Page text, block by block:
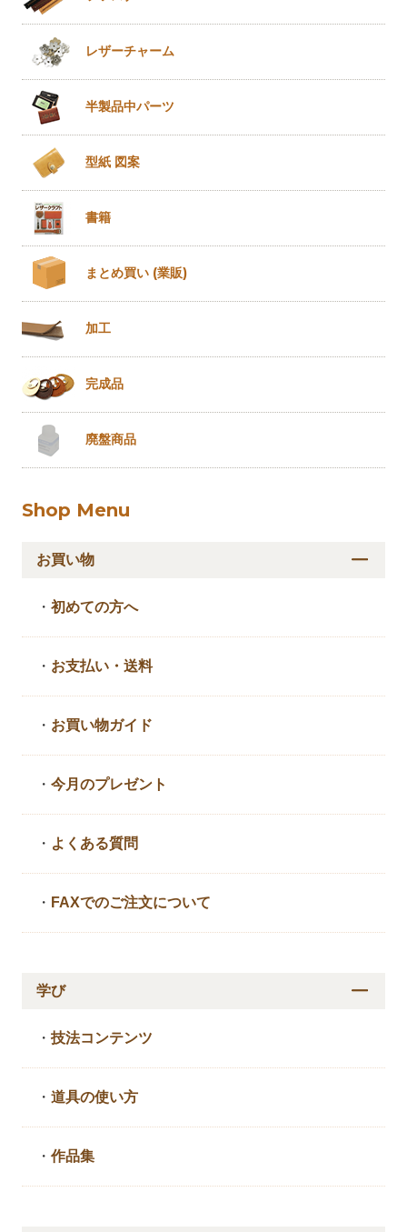
レザーチャーム
半製品中パーツ
型紙 図案
書籍
まとめ買い (業販)
加工
完成品
廃盤商品
Shop Menu
お買い物
・初めての方へ
・ お支払い・送料
・ お買い物ガイド
・今月のプレゼント
・ よくある質問
・ FAXでのご注文について
学び
・技法コンテンツ
・道具の使い方
・作品集